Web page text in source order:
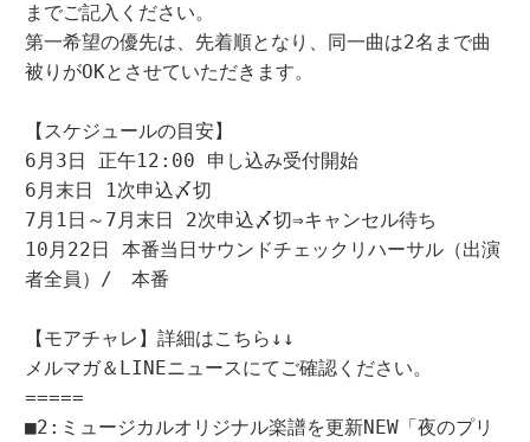
までご記入ください。
第一希望の優先は、先着順となり、同一曲は2名まで曲
被りがOKとさせていただきます。
【スケジュールの目安】
6月3日 正午12:00 申し込み受付開始
6月末日 1次申込〆切
7月1日～7月末日 2次申込〆切⇒キャンセル待ち
10月22日 本番当日サウンドチェックリハーサル（出演
者全員）/　本番
【モアチャレ】詳細はこちら↓↓
メルマガ＆LINEニュースにてご確認ください。
=====
■2:ミュージカルオリジナル楽譜を更新NEW「夜のプリ